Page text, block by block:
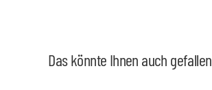
Das könnte Ihnen auch gefallen